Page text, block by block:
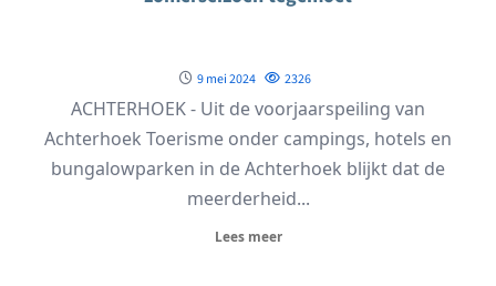
9 mei 2024 2326
ACHTERHOEK - Uit de voorjaarspeiling van
Achterhoek Toerisme onder campings, hotels en
bungalowparken in de Achterhoek blijkt dat de
meerderheid...
Lees meer